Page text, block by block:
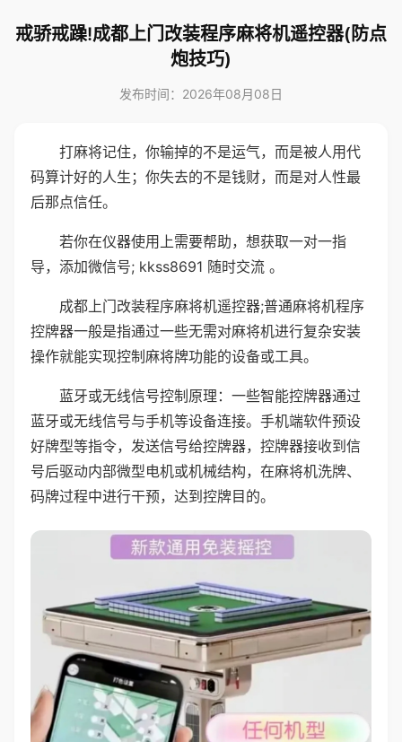
戒骄戒躁!成都上门改装程序麻将机遥控器(防点
炮技巧)
发布时间：2026年08月08日
打麻将记住，你输掉的不是运气，而是被人用代
码算计好的人生；你失去的不是钱财，而是对人性最
后那点信任。
若你在仪器使用上需要帮助，想获取一对一指
导，添加微信号; kkss8691 随时交流 。
成都上门改装程序麻将机遥控器;普通麻将机程序
控牌器一般是指通过一些无需对麻将机进行复杂安装
操作就能实现控制麻将牌功能的设备或工具。
蓝牙或无线信号控制原理：一些智能控牌器通过
蓝牙或无线信号与手机等设备连接。手机端软件预设
好牌型等指令，发送信号给控牌器，控牌器接收到信
号后驱动内部微型电机或机械结构，在麻将机洗牌、
码牌过程中进行干预，达到控牌目的。